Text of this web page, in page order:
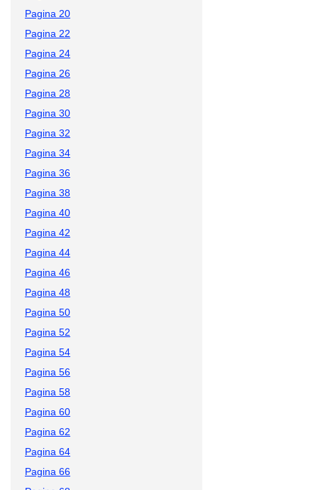
Pagina 20
Pagina 22
Pagina 24
Pagina 26
Pagina 28
Pagina 30
Pagina 32
Pagina 34
Pagina 36
Pagina 38
Pagina 40
Pagina 42
Pagina 44
Pagina 46
Pagina 48
Pagina 50
Pagina 52
Pagina 54
Pagina 56
Pagina 58
Pagina 60
Pagina 62
Pagina 64
Pagina 66